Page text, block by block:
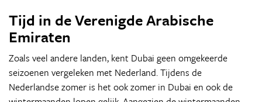
Tijd in de Verenigde Arabische
Emiraten
Zoals veel andere landen, kent Dubai geen omgekeerde
seizoenen vergeleken met Nederland. Tijdens de
Nederlandse zomer is het ook zomer in Dubai en ook de